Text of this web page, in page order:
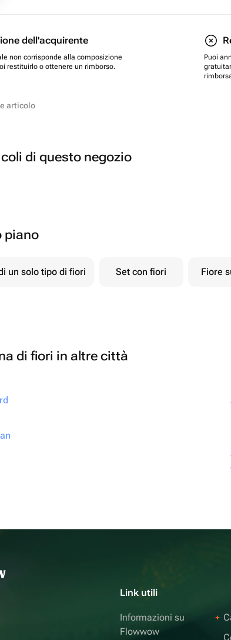
dell'acquirente
non corrisponde alla composizione
restituirlo o ottenere un rimborso.
Puoi
articolo
di questo negozio
piano
un solo tipo di fiori Set con fiori Fiore
di fiori in altre città
Link utili
Informazioni su
Flowwow